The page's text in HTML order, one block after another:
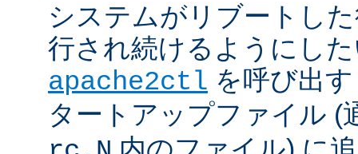
システムがリブートし
行され続けるようにし
apache2ctl を呼び出
タートアップファイル (